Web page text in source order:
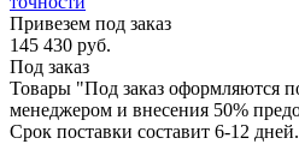
Привезем под заказ
145 430 руб.
Под заказ
Товары "Под заказ оформляются
менеджером и внесения 50%
Срок поставки составит 6-12 дней.